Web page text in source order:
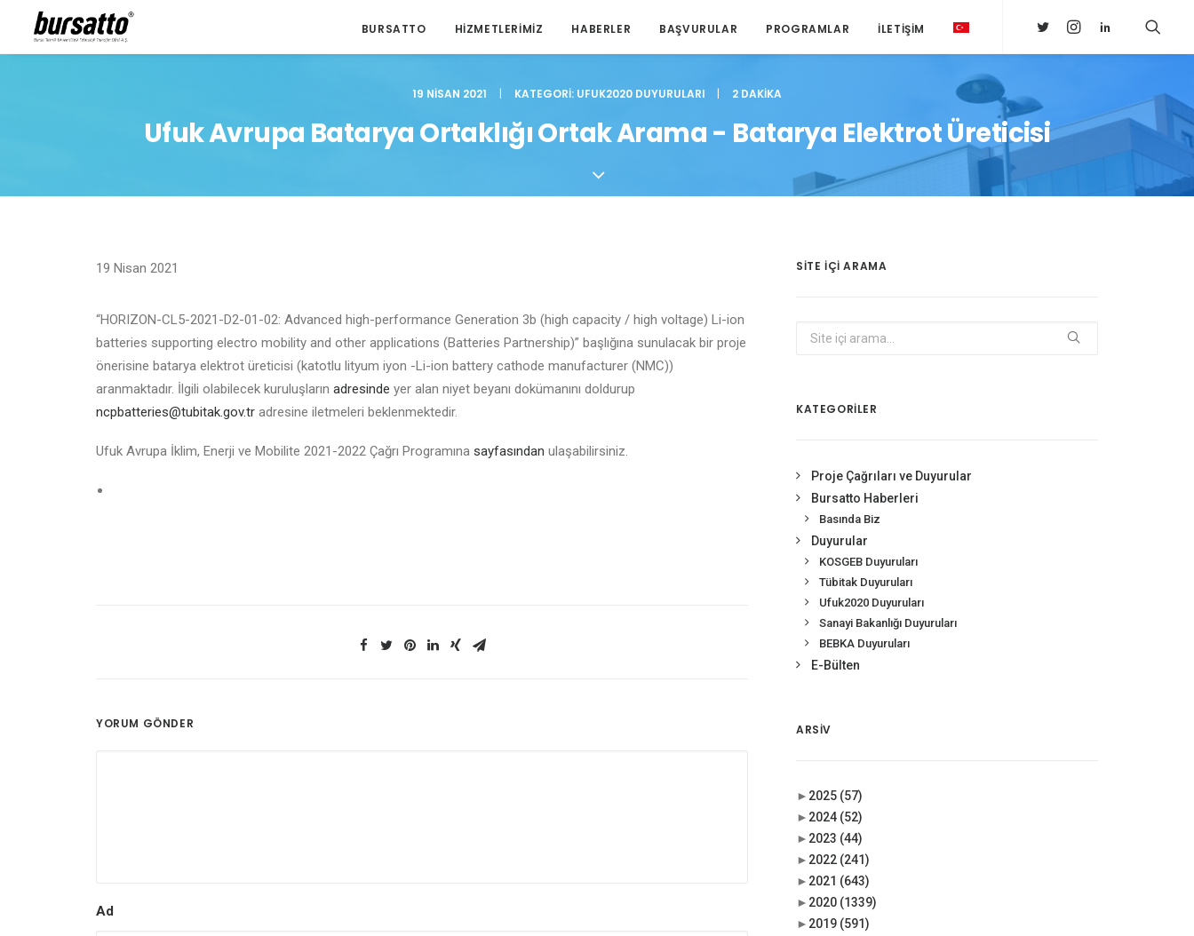
BURSATTO HIZMETLERIMIZ HABERLER BAŞVURULAR PROGRAMLAR İLETIŞIM
19 NISAN 2021 | KATEGORI: UFUK2020 DUYURULARI | 2 DAKIKA
Ufuk Avrupa Batarya Ortaklığı Ortak Arama - Batarya Elektrot Üreticisi
19 Nisan 2021
“HORIZON-CL5-2021-D2-01-02: Advanced high-performance Generation 3b (high capacity / high voltage) Li-ion
batteries supporting electro mobility and other applications (Batteries Partnership)” başlığına sunulacak bir proje
önerisine batarya elektrot üreticisi (katotlu lityum iyon -Li-ion battery cathode manufacturer (NMC))
aranmaktadır. İlgili olabilecek kuruluşların adresinde yer alan niyet beyanı dokümanını doldurup
ncpbatteries@tubitak.gov.tr adresine iletmeleri beklenmektedir.
Ufuk Avrupa İklim, Enerji ve Mobilite 2021-2022 Çağrı Programına sayfasından ulaşabilirsiniz.
YORUM GÖNDER
Ad
SITE IÇI ARAMA
KATEGORİLER
Proje Çağrıları ve Duyurular
Bursatto Haberleri
Basında Biz
Duyurular
KOSGEB Duyuruları
Tübitak Duyuruları
Ufuk2020 Duyuruları
Sanayi Bakanlığı Duyuruları
BEBKA Duyuruları
E-Bülten
ARSIV
► 2025 (57)
► 2024 (52)
► 2023 (44)
► 2022 (241)
► 2021 (643)
► 2020 (1339)
► 2019 (591)